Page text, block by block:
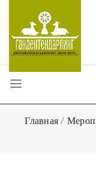
Главная/